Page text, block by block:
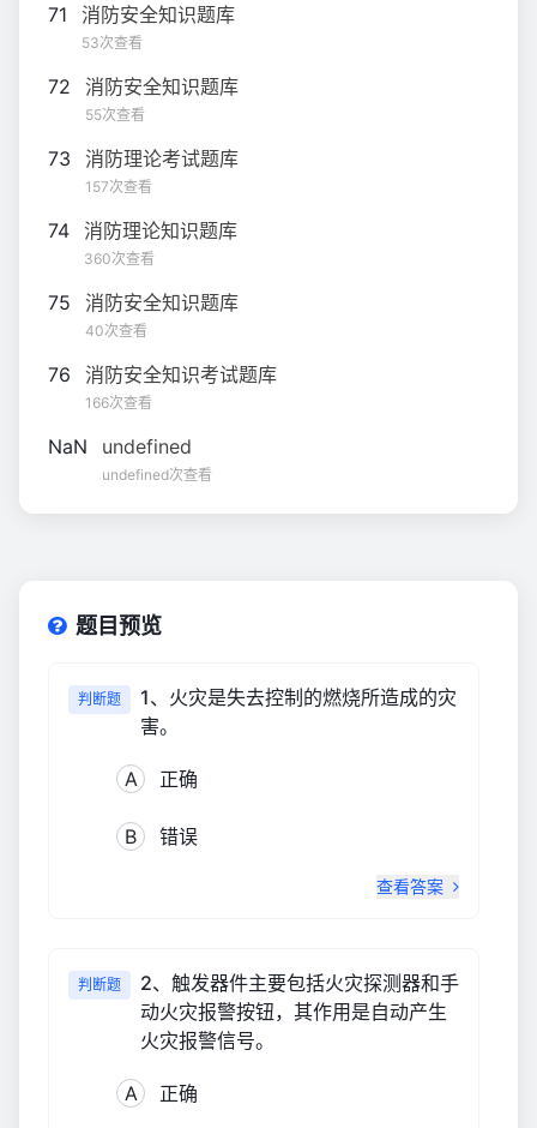
71 消防安全知识题库
53次查看
72 消防安全知识题库
55次查看
73 消防理论考试题库
157次查看
74 消防理论知识题库
360次查看
75 消防安全知识题库
40次查看
76 消防安全知识考试题库
166次查看
NaN undefined
undefined次查看
题目预览
判断题
1、火灾是失去控制的燃烧所造成的灾
害。
A 正确
B 错误
查看答案
判断题
2、触发器件主要包括火灾探测器和手
动火灾报警按钮，其作用是自动产生
火灾报警信号。
A 正确